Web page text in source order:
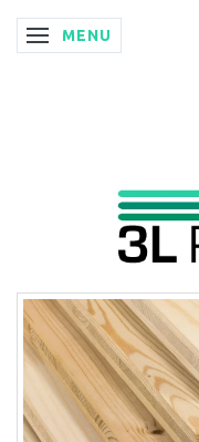
SKIFTE NAVIGATION
MENU